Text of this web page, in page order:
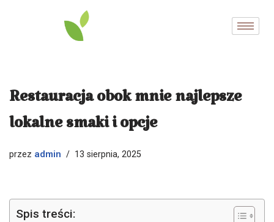
Restauracja obok mnie najlepsze
lokalne smaki i opcje
przez admin 13 sierpnia, 2025
Spis treści: